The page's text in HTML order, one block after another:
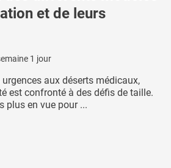
et de leurs
1 jour
aux déserts médicaux,
est confronté à des défis de taille.
plus en vue pour ...